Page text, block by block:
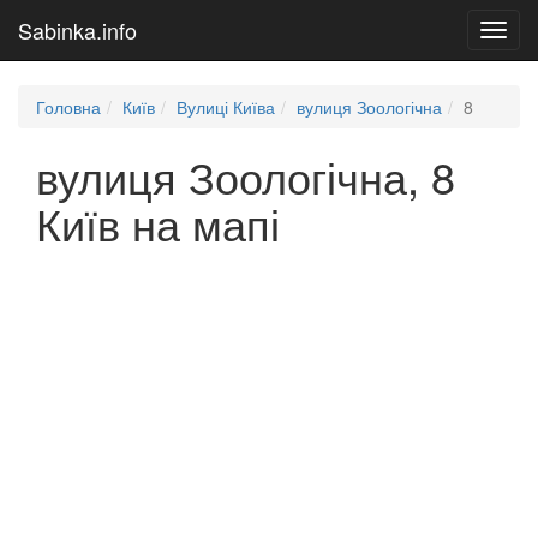
Sabinka.info
Головна Київ Вулиці Київа вулиця Зоологічна 8
вулиця Зоологічна, 8
Київ на мапі